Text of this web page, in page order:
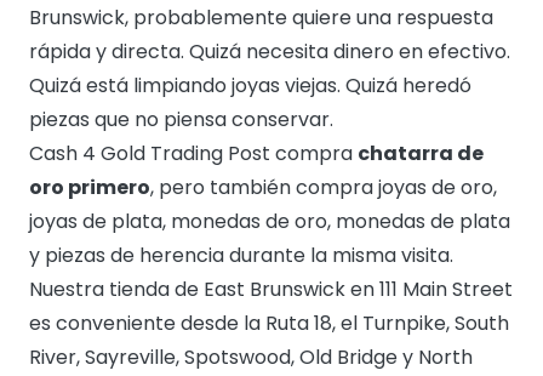
Brunswick, probablemente quiere una respuesta
rápida y directa. Quizá necesita dinero en efectivo.
Quizá está limpiando joyas viejas. Quizá heredó
piezas que no piensa conservar.
Cash 4 Gold Trading Post compra chatarra de
oro primero, pero también compra joyas de oro,
joyas de plata, monedas de oro, monedas de plata
y piezas de herencia durante la misma visita.
Nuestra tienda de East Brunswick en 111 Main Street
es conveniente desde la Ruta 18, el Turnpike, South
River, Sayreville, Spotswood, Old Bridge y North